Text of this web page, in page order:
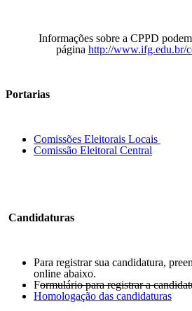
Informações sobre a CPPD
página http://www.ifg.edu.br/
Portarias
Comissões Eleitorais Locais
Comissão Eleitoral Central
Candidaturas
Para registrar sua candidatura,
online abaixo.
Formulário para registrar a
Homologação das candidaturas